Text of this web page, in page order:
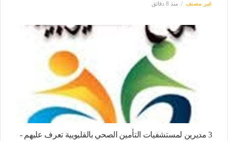
غير مصنف منذ 8 دقائق
3 مديرين لمستشفيات التأمين الصحي بالقليويية تعرف عليهم -